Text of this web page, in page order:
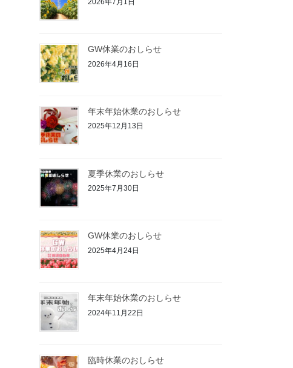
GW休業のおしらせ
2026年4月16日
年末年始休業のおしらせ
2025年12月13日
夏季休業のおしらせ
2025年7月30日
GW休業のおしらせ
2025年4月24日
年末年始休業のおしらせ
2024年11月22日
臨時休業のおしらせ